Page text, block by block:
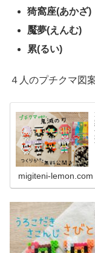
猗窩座(あかざ)
魘夢(えんむ)
累(るい)
４人のプチクマ図
migiteni-lemon.com